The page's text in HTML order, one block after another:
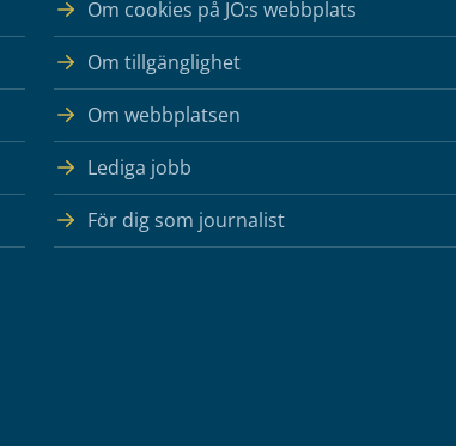
Om cookies på JO:s webbplats
Om tillgänglighet
Om webbplatsen
Lediga jobb
För dig som journalist